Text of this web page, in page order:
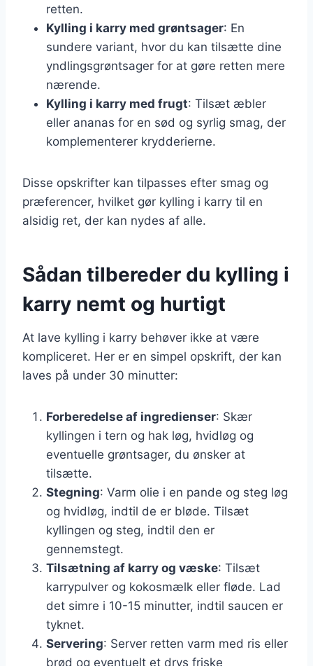
retten.
Kylling i karry med grøntsager: En
sundere variant, hvor du kan tilsætte dine
yndlingsgrøntsager for at gøre retten mere
nærende.
Kylling i karry med frugt: Tilsæt æbler
eller ananas for en sød og syrlig smag, der
komplementerer krydderierne.
Disse opskrifter kan tilpasses efter smag og
præferencer, hvilket gør kylling i karry til en
alsidig ret, der kan nydes af alle.
Sådan tilbereder du kylling i
karry nemt og hurtigt
At lave kylling i karry behøver ikke at være
kompliceret. Her er en simpel opskrift, der kan
laves på under 30 minutter:
Forberedelse af ingredienser: Skær
kyllingen i tern og hak løg, hvidløg og
eventuelle grøntsager, du ønsker at
tilsætte.
Stegning: Varm olie i en pande og steg løg
og hvidløg, indtil de er bløde. Tilsæt
kyllingen og steg, indtil den er
gennemstegt.
Tilsætning af karry og væske: Tilsæt
karrypulver og kokosmælk eller fløde. Lad
det simre i 10-15 minutter, indtil saucen er
tyknet.
Servering: Server retten varm med ris eller
brød og eventuelt et drys friske